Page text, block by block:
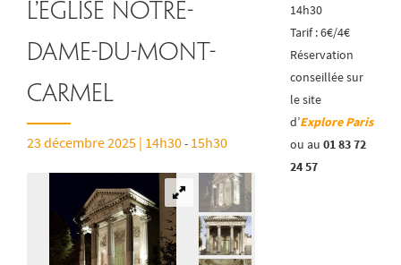
L’église Notre-
Dame-du-Mont-
Carmel
23 décembre 2025 | 14h30- 15h30
14h30
Tarif : 6€/4€
Réservation
conseillée sur
le site
d’Explore Paris
ou au 01 83 72
24 57